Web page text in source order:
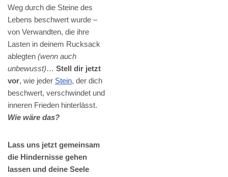
Weg durch die Steine des
Lebens beschwert wurde –
von Verwandten, die ihre
Lasten in deinem Rucksack
ablegten (wenn auch
unbewusst)… Stell dir jetzt
vor, wie jeder Stein, der dich
beschwert, verschwindet und
inneren Frieden hinterlässt.
Wie wäre das?
Lass uns jetzt gemeinsam
die Hindernisse gehen
lassen und deine Seele